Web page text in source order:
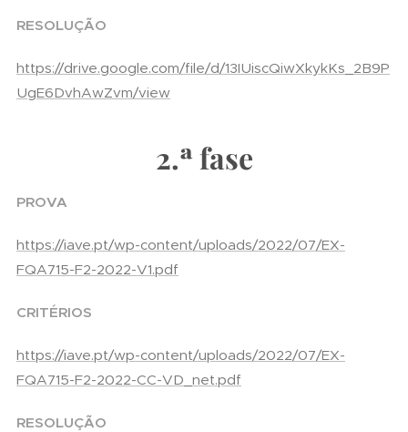
RESOLUÇÃO
https://drive.google.com/file/d/13IUiscQiwXkykKs_2B9P
UgE6DvhAwZvm/view
2.ª fase
PROVA
https://iave.pt/wp-content/uploads/2022/07/EX-
FQA715-F2-2022-V1.pdf
CRITÉRIOS
https://iave.pt/wp-content/uploads/2022/07/EX-
FQA715-F2-2022-CC-VD_net.pdf
RESOLUÇÃO